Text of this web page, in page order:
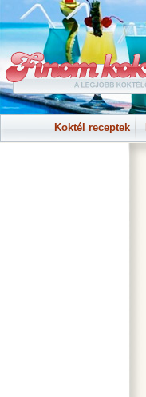
Koktél receptek